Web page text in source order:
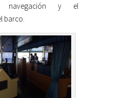
navegación y el
barco.